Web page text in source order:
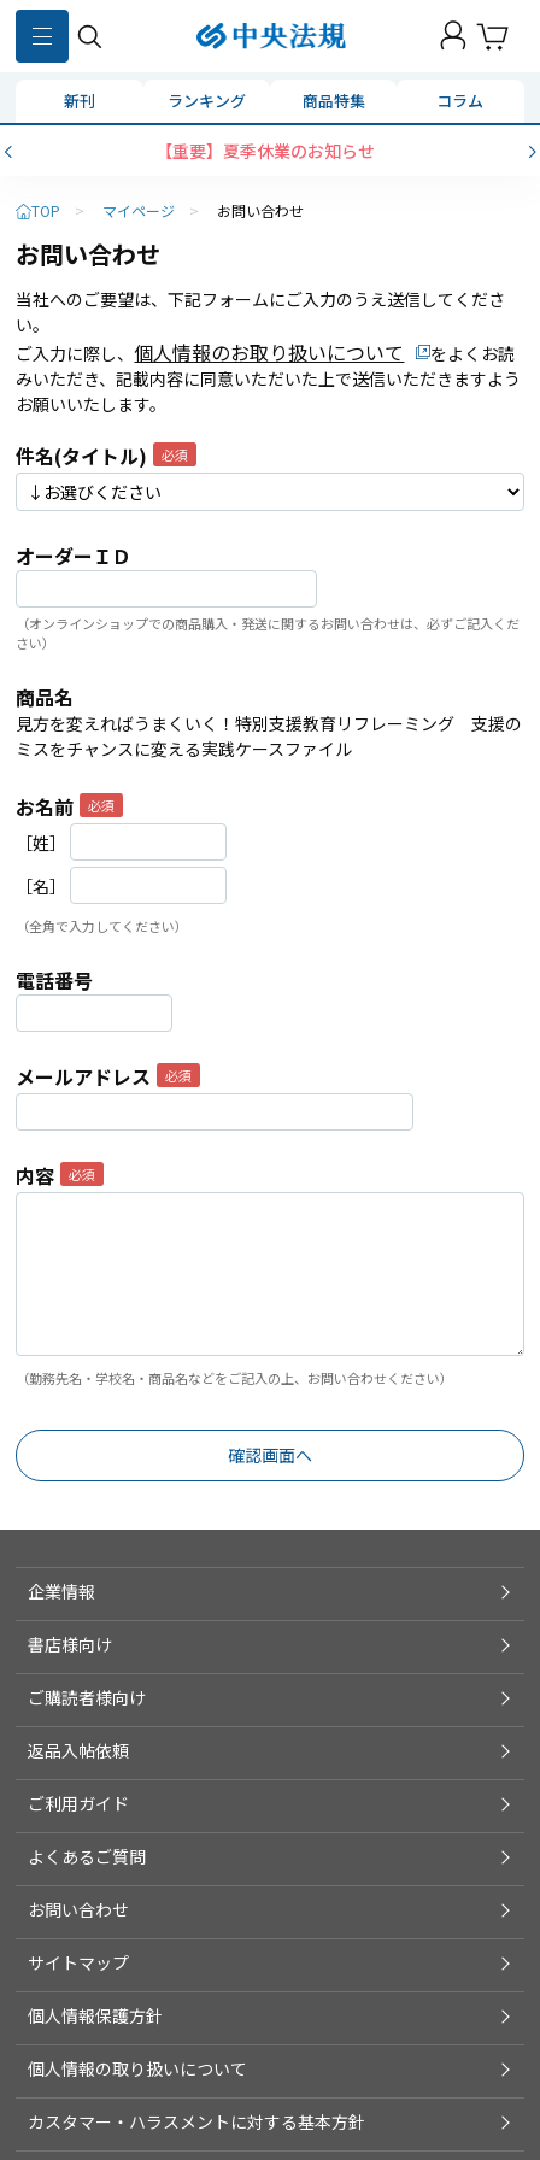
新刊 ランキング 商品特集 コラム
【重要】夏季休業のお知らせ
TOP > マイページ > お問い合わせ
お問い合わせ
当社へのご要望は、下記フォームにご入力のうえ送信してくださ
い。
ご入力に際し、 個人情報のお取り扱いについて
をよくお読
みいただき、記載内容に同意いただいた上で送信いただきますよう
お願いいたします。
件名(タイトル)
オーダーＩＤ
（オンラインショップでの商品購入・発送に関するお問い合わせは、必ずご記入くだ
さい）
商品名
見方を変えればうまくいく！特別支援教育リフレーミング 支援の
ミスをチャンスに変える実践ケースファイル
お名前
［姓］
［名］
（全角で入力してください）
電話番号
メールアドレス
内容
（勤務先名・学校名・商品名などをご記入の上、お問い合わせください）
企業情報
書店様向け
ご購読者様向け
返品入帖依頼
ご利用ガイド
よくあるご質問
お問い合わせ
サイトマップ
個人情報保護方針
個人情報の取り扱いについて
カスタマー・ハラスメントに対する基本方針